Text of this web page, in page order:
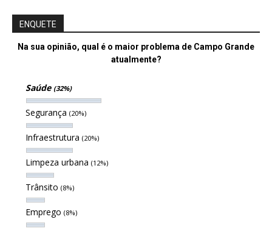
ENQUETE
Na sua opinião, qual é o maior problema de Campo Grande
atualmente?
Saúde (32%)
Segurança (20%)
Infraestrutura (20%)
Limpeza urbana (12%)
Trânsito (8%)
Emprego (8%)